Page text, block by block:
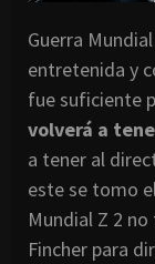
Guerra
entretenida y
fue suficiente
volverá a
a tener al
este se tomo
Mundial Z 2
Fincher para